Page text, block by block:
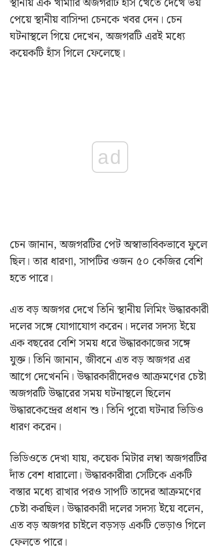
পেয়ে স্থানীয় বাসিন্দা চেনকে খবর দেন। চেন
ঘটনাস্থলে গিয়ে দেখেন, অজগরটি এরই মধ্যে
কয়েকটি হাঁস গিলে ফেলেছে।
ad
চেন জানান, অজগরটির পেট অস্বাভাবিকভাবে ফুলে
ছিল। তার ধারণা, সাপটির ওজন ৫০ কেজির বেশি
হতে পারে।
এত বড় অজগর দেখে তিনি স্থানীয় লিমিং উদ্ধারকারী
দলের সঙ্গে যোগাযোগ করেন। দলের সদস্য ইয়ে
এক বছরের বেশি সময় ধরে উদ্ধারকাজের সঙ্গে
যুক্ত। তিনি জানান, জীবনে এত বড় অজগর এর
আগে দেখেননি। উদ্ধারকারীদেরও আক্রমণের চেষ্টা
অজগরটি উদ্ধারের সময় ঘটনাস্থলে ছিলেন
উদ্ধারকেন্দ্রের প্রধান শু। তিনি পুরো ঘটনার ভিডিও
ধারণ করেন।
ভিডিওতে দেখা যায়, কয়েক মিটার লম্বা অজগরটির
দাঁত বেশ ধারালো। উদ্ধারকারীরা সেটিকে একটি
বস্তার মধ্যে রাখার পরও সাপটি তাদের আক্রমণের
চেষ্টা করছিল। উদ্ধারকারী দলের সদস্য ইয়ে বলেন,
এত বড় অজগর চাইলে বড়সড় একটি ভেড়াও গিলে
ফেলতে পারে।